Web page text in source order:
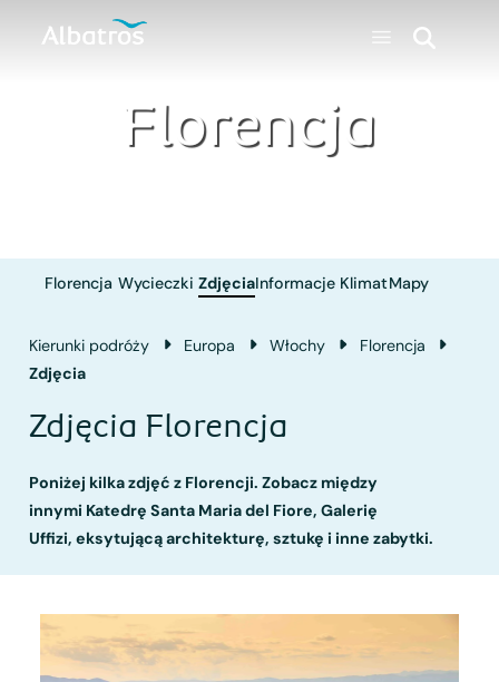
Florencja
Florencja Wycieczki ZdjęciaInformacje KlimatMapy
Kierunki podróży Europa Włochy
Florencja
Zdjęcia
Zdjęcia Florencja
Poniżej kilka zdjęć z Florencji. Zobacz między
innymi Katedrę Santa Maria del Fiore, Galerię
Uffizi, eksytującą architekturę, sztukę i inne zabytki.